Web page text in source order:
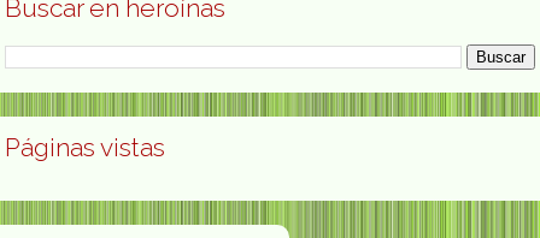
Buscar en heroínas
Páginas vistas